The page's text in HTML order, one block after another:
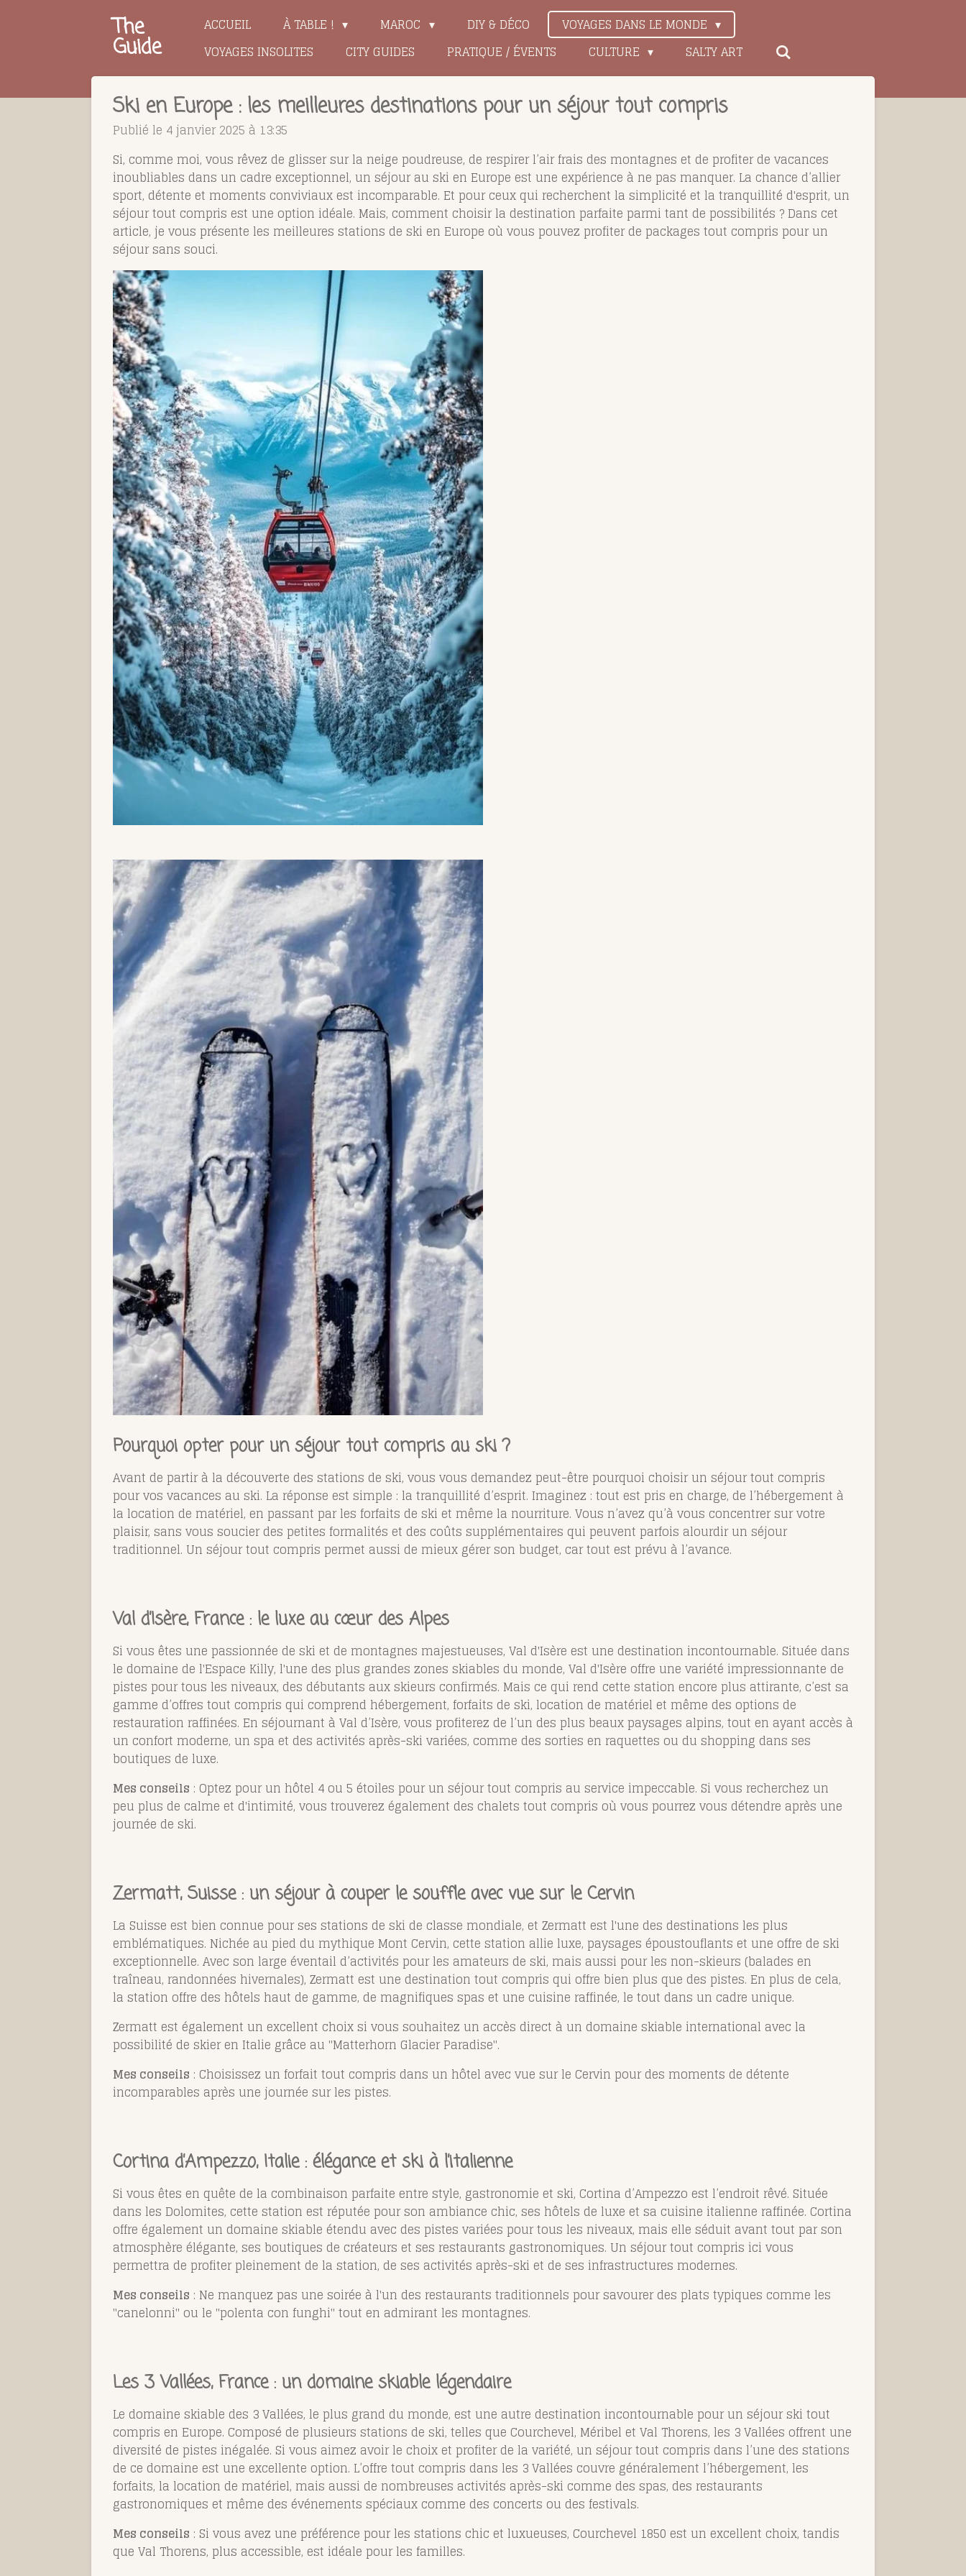
The
Guide
ACCUEIL À TABLE ! MAROC DIY & DÉCO
VOYAGES DANS LE MONDE
VOYAGES INSOLITES
CITY GUIDES PRATIQUE / ÉVENTS CULTURE SALTY ART
Ski en Europe : les meilleures destinations pour un séjour tout compris
Publié le 4 janvier 2025 à 13:35
Si, comme moi, vous rêvez de glisser sur la neige poudreuse, de respirer l’air frais des montagnes et de profiter de vacances
inoubliables dans un cadre exceptionnel, un séjour au ski en Europe est une expérience à ne pas manquer. La chance d’allier
sport, détente et moments conviviaux est incomparable. Et pour ceux qui recherchent la simplicité et la tranquillité d'esprit, un
séjour tout compris est une option idéale. Mais, comment choisir la destination parfaite parmi tant de possibilités ? Dans cet
article, je vous présente les meilleures stations de ski en Europe où vous pouvez profiter de packages tout compris pour un
séjour sans souci.
Pourquoi opter pour un séjour tout compris au ski ?
Avant de partir à la découverte des stations de ski, vous vous demandez peut-être pourquoi choisir un séjour tout compris
pour vos vacances au ski. La réponse est simple : la tranquillité d’esprit. Imaginez : tout est pris en charge, de l’hébergement à
la location de matériel, en passant par les forfaits de ski et même la nourriture. Vous n’avez qu’à vous concentrer sur votre
plaisir, sans vous soucier des petites formalités et des coûts supplémentaires qui peuvent parfois alourdir un séjour
traditionnel. Un séjour tout compris permet aussi de mieux gérer son budget, car tout est prévu à l’avance.
Val d’Isère, France : le luxe au cœur des Alpes
Si vous êtes une passionnée de ski et de montagnes majestueuses, Val d'Isère est une destination incontournable. Située dans
le domaine de l'Espace Killy, l'une des plus grandes zones skiables du monde, Val d'Isère offre une variété impressionnante de
pistes pour tous les niveaux, des débutants aux skieurs confirmés. Mais ce qui rend cette station encore plus attirante, c’est sa
gamme d’offres tout compris qui comprend hébergement, forfaits de ski, location de matériel et même des options de
restauration raffinées. En séjournant à Val d’Isère, vous profiterez de l’un des plus beaux paysages alpins, tout en ayant accès à
un confort moderne, un spa et des activités après-ski variées, comme des sorties en raquettes ou du shopping dans ses
boutiques de luxe.
Mes conseils : Optez pour un hôtel 4 ou 5 étoiles pour un séjour tout compris au service impeccable. Si vous recherchez un
peu plus de calme et d'intimité, vous trouverez également des chalets tout compris où vous pourrez vous détendre après une
journée de ski.
Zermatt, Suisse : un séjour à couper le souffle avec vue sur le Cervin
La Suisse est bien connue pour ses stations de ski de classe mondiale, et Zermatt est l'une des destinations les plus
emblématiques. Nichée au pied du mythique Mont Cervin, cette station allie luxe, paysages époustouflants et une offre de ski
exceptionnelle. Avec son large éventail d’activités pour les amateurs de ski, mais aussi pour les non-skieurs (balades en
traîneau, randonnées hivernales), Zermatt est une destination tout compris qui offre bien plus que des pistes. En plus de cela,
la station offre des hôtels haut de gamme, de magnifiques spas et une cuisine raffinée, le tout dans un cadre unique.
Zermatt est également un excellent choix si vous souhaitez un accès direct à un domaine skiable international avec la
possibilité de skier en Italie grâce au "Matterhorn Glacier Paradise".
Mes conseils : Choisissez un forfait tout compris dans un hôtel avec vue sur le Cervin pour des moments de détente
incomparables après une journée sur les pistes.
Cortina d’Ampezzo, Italie : élégance et ski à l’italienne
Si vous êtes en quête de la combinaison parfaite entre style, gastronomie et ski, Cortina d’Ampezzo est l’endroit rêvé. Située
dans les Dolomites, cette station est réputée pour son ambiance chic, ses hôtels de luxe et sa cuisine italienne raffinée. Cortina
offre également un domaine skiable étendu avec des pistes variées pour tous les niveaux, mais elle séduit avant tout par son
atmosphère élégante, ses boutiques de créateurs et ses restaurants gastronomiques. Un séjour tout compris ici vous
permettra de profiter pleinement de la station, de ses activités après-ski et de ses infrastructures modernes.
Mes conseils : Ne manquez pas une soirée à l'un des restaurants traditionnels pour savourer des plats typiques comme les
"canelonni" ou le "polenta con funghi" tout en admirant les montagnes.
Les 3 Vallées, France : un domaine skiable légendaire
Le domaine skiable des 3 Vallées, le plus grand du monde, est une autre destination incontournable pour un séjour ski tout
compris en Europe. Composé de plusieurs stations de ski, telles que Courchevel, Méribel et Val Thorens, les 3 Vallées offrent une
diversité de pistes inégalée. Si vous aimez avoir le choix et profiter de la variété, un séjour tout compris dans l’une des stations
de ce domaine est une excellente option. L’offre tout compris dans les 3 Vallées couvre généralement l’hébergement, les
forfaits, la location de matériel, mais aussi de nombreuses activités après-ski comme des spas, des restaurants
gastronomiques et même des événements spéciaux comme des concerts ou des festivals.
Mes conseils : Si vous avez une préférence pour les stations chic et luxueuses, Courchevel 1850 est un excellent choix, tandis
que Val Thorens, plus accessible, est idéale pour les familles.